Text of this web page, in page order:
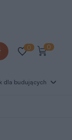
0 0
dla budujących